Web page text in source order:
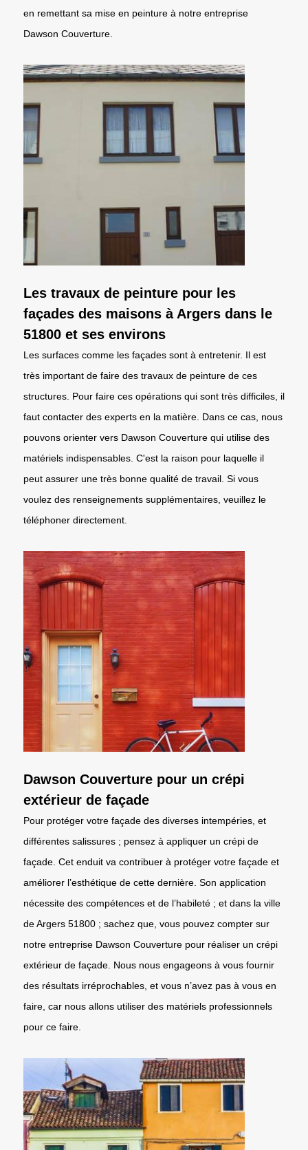
en remettant sa mise en peinture à notre entreprise
Dawson Couverture.
Les travaux de peinture pour les
façades des maisons à Argers dans le
51800 et ses environs
Les surfaces comme les façades sont à entretenir. Il est
très important de faire des travaux de peinture de ces
structures. Pour faire ces opérations qui sont très difficiles, il
faut contacter des experts en la matière. Dans ce cas, nous
pouvons orienter vers Dawson Couverture qui utilise des
matériels indispensables. C'est la raison pour laquelle il
peut assurer une très bonne qualité de travail. Si vous
voulez des renseignements supplémentaires, veuillez le
téléphoner directement.
Dawson Couverture pour un crépi
extérieur de façade
Pour protéger votre façade des diverses intempéries, et
différentes salissures ; pensez à appliquer un crépi de
façade. Cet enduit va contribuer à protéger votre façade et
améliorer l’esthétique de cette dernière. Son application
nécessite des compétences et de l’habileté ; et dans la ville
de Argers 51800 ; sachez que, vous pouvez compter sur
notre entreprise Dawson Couverture pour réaliser un crépi
extérieur de façade. Nous nous engageons à vous fournir
des résultats irréprochables, et vous n’avez pas à vous en
faire, car nous allons utiliser des matériels professionnels
pour ce faire.